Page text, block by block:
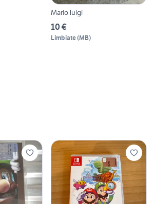
Mario luigi
10 €
Limbiate(MB)